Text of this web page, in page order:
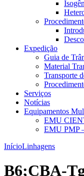
Expedição
Guia de
Material
Transporte
Serviços
Notícias
Equipamentos
EMU
EMU PMP
InícioLinhagens
B6;CBA-